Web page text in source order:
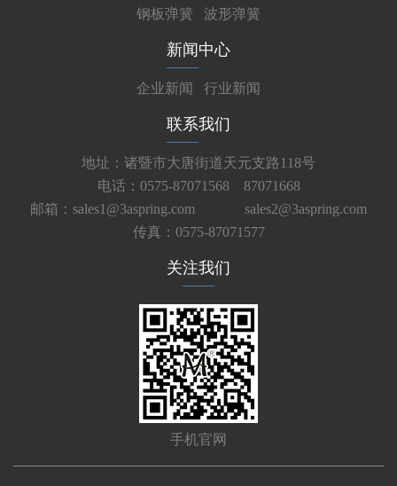
钢板弹簧
波形弹簧
新闻中心
企业新闻 行业新闻
联系我们
地址：诸暨市大唐街道天元支路118号
电话：0575-87071568 87071668
邮箱：sales1@3aspring.com
sales2@3aspring.com
传真：0575-87071577
关注我们
手机官网